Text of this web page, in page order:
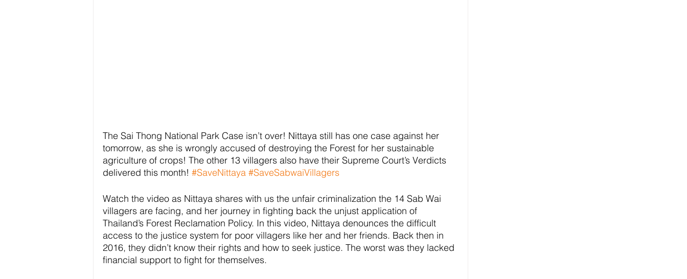
The Sai Thong National Park Case isn’t over! Nittaya still has one case against her
tomorrow, as she is wrongly accused of destroying the Forest for her sustainable
agriculture of crops! The other 13 villagers also have their Supreme Court’s Verdicts
delivered this month! #SaveNittaya #SaveSabwaiVillagers
Watch the video as Nittaya shares with us the unfair criminalization the 14 Sab Wai
villagers are facing, and her journey in fighting back the unjust application of
Thailand’s Forest Reclamation Policy. In this video, Nittaya denounces the difficult
access to the justice system for poor villagers like her and her friends. Back then in
2016, they didn’t know their rights and how to seek justice. The worst was they lacked
financial support to fight for themselves.